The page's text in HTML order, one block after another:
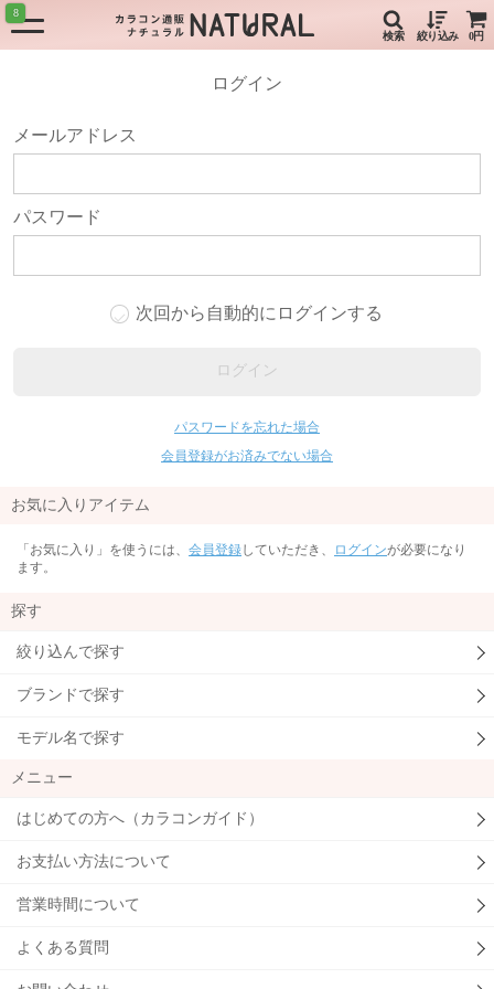
検索 絞り込み 0円
8
ログイン
メールアドレス
パスワード
次回から自動的にログインする
ログイン
パスワードを忘れた場合
会員登録がお済みでない場合
お気に入りアイテム
「お気に入り」を使うには、 会員登録していただき、 ログインが必要になり
ます。
探す
絞り込んで探す
ブランドで探す
モデル名で探す
メニュー
はじめての方へ（カラコンガイド）
お支払い方法について
営業時間について
よくある質問